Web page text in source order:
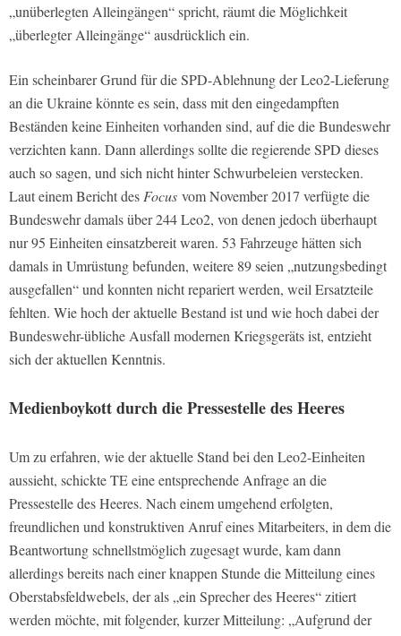
„unüberlegten Alleingängen“ spricht, räumt die Möglichkeit
„überlegter Alleingänge“ ausdrücklich ein.
Ein scheinbarer Grund für die SPD-Ablehnung der Leo2-Lieferung
an die Ukraine könnte es sein, dass mit den eingedampften
Beständen keine Einheiten vorhanden sind, auf die die Bundeswehr
verzichten kann. Dann allerdings sollte die regierende SPD dieses
auch so sagen, und sich nicht hinter Schwurbeleien verstecken.
Laut einem Bericht des Focus vom November 2017 verfügte die
Bundeswehr damals über 244 Leo2, von denen jedoch überhaupt
nur 95 Einheiten einsatzbereit waren. 53 Fahrzeuge hätten sich
damals in Umrüstung befunden, weitere 89 seien „nutzungsbedingt
ausgefallen“ und konnten nicht repariert werden, weil Ersatzteile
fehlten. Wie hoch der aktuelle Bestand ist und wie hoch dabei der
Bundeswehr-übliche Ausfall modernen Kriegsgeräts ist, entzieht
sich der aktuellen Kenntnis.
Medienboykott durch die Pressestelle des Heeres
Um zu erfahren, wie der aktuelle Stand bei den Leo2-Einheiten
aussieht, schickte TE eine entsprechende Anfrage an die
Pressestelle des Heeres. Nach einem umgehend erfolgten,
freundlichen und konstruktiven Anruf eines Mitarbeiters, in dem die
Beantwortung schnellstmöglich zugesagt wurde, kam dann
allerdings bereits nach einer knappen Stunde die Mitteilung eines
Oberstabsfeldwebels, der als „ein Sprecher des Heeres“ zitiert
werden möchte, mit folgender, kurzer Mitteilung: „Aufgrund der